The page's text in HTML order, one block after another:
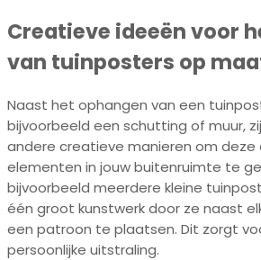
Creatieve ideeën voor
van tuinposters op
Naast het ophangen van een
bijvoorbeeld een schutting of muur,
andere creatieve manieren om
elementen in jouw buitenruimte te
bijvoorbeeld meerdere kleine
één groot kunstwerk door ze naast
een patroon te plaatsen. Dit zorgt
persoonlijke uitstraling.